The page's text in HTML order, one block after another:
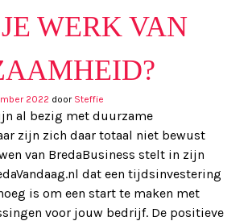
WERK VAN
2022 door Steffie
al bezig met duurzame
zijn zich daar totaal niet bewust
van BredaBusiness stelt in zijn
dat een tijdsinvestering
is om een start te maken met
voor jouw bedrijf. De positieve